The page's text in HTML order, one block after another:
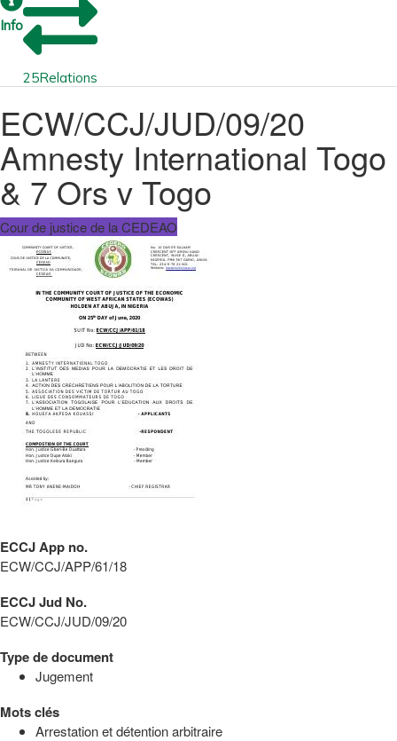
Info
25Relations
ECW/CCJ/JUD/09/20
Amnesty International Togo
& 7 Ors v Togo
Cour de justice de la CEDEAO
ECCJ App no.
ECW/CCJ/APP/61/18
ECCJ Jud No.
ECW/CCJ/JUD/09/20
Type de document
Jugement
Mots clés
Arrestation et détention arbitraire